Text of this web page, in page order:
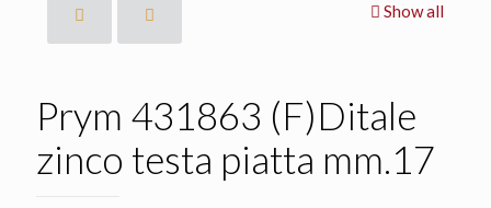
Show all
Prym 431863 (F)Ditale
zinco testa piatta mm.17